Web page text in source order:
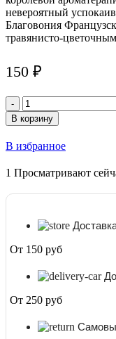
невероятный
Благовония
травянисто-
150 ₽
Количество
товара
Благовония
Французская
Лаванда
Lavender)
В корзину
В избранное
1 Просматривают
От 150 руб
От 250 руб